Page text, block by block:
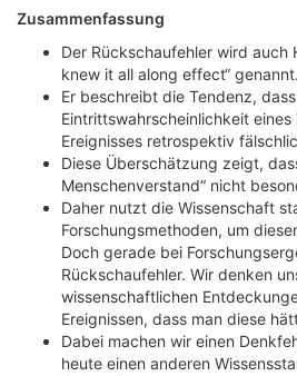
Zusammenfassung
Der Rückschaufehler wird auch
knew it all along effect“ genannt.
Er beschreibt die Tendenz,
Eintrittswahrscheinlichkeit
Ereignisses retrospektiv
Diese Überschätzung zeigt,
Menschenverstand“ nicht
Daher nutzt die Wissenschaft
Forschungsmethoden, um
Doch gerade bei
Rückschaufehler. Wir denken
wissenschaftlichen
Ereignissen, dass man diese
Dabei machen wir einen
heute einen anderen